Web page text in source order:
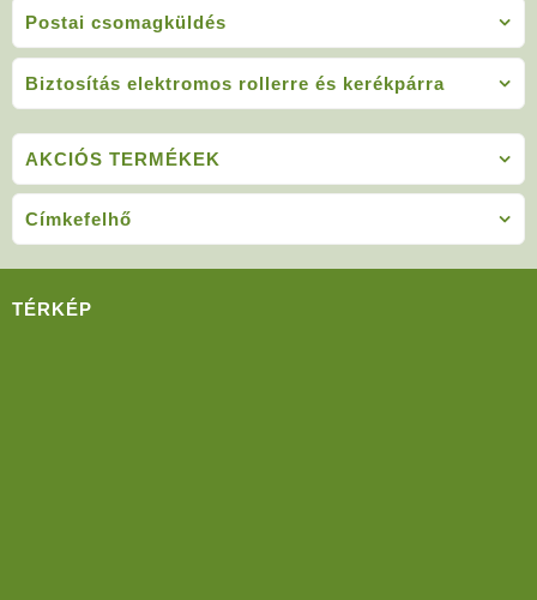
Postai csomagküldés
Biztosítás elektromos rollerre és kerékpárra
AKCIÓS TERMÉKEK
Címkefelhő
TÉRKÉP